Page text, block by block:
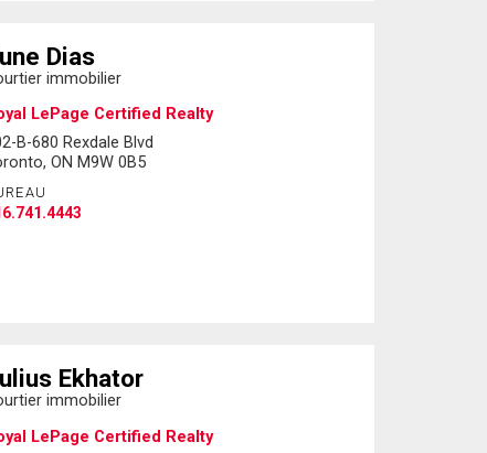
Dias
immobilier
LePage Certified Realty
B-680 Rexdale Blvd
ON M9W 0B5
Ekhator
immobilier
LePage Certified Realty